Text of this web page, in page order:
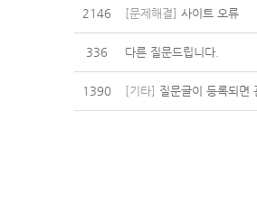
2146 [문제해결] 사이트 오류
336 다른 질문드립니다.
1390 [기타] 질문글이 등록되면